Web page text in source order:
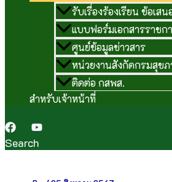
รับเรื่องร้องเรียน ข้อเสน
แบบฟอร์มเอกสารราชก
ศูนย์ข้อมูลข่าวสาร
หน่วยงานสังกัดกรมสุข
ติดต่อ กสพส.
สำหรับเจ้าหน้าที่
Search